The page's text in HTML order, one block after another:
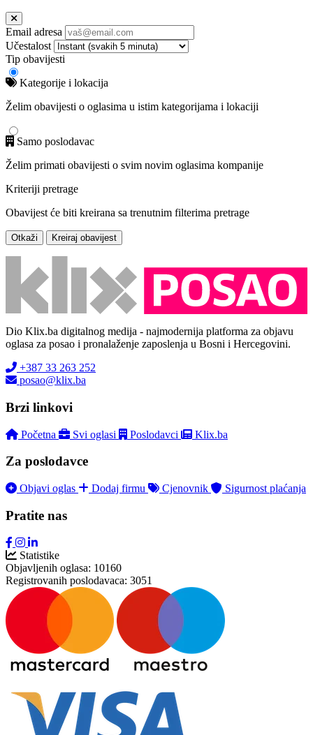
Email adresa
Učestalost
Tip obavijesti
Kategorije i lokacija
Želim obavijesti o oglasima u istim kategorijama i lokaciji
Samo poslodavac
Želim primati obavijesti o svim novim oglasima kompanije
Kriteriji pretrage
Obavijest će biti kreirana sa trenutnim filterima pretrage
Otkaži Kreiraj obavijest
Dio Klix.ba digitalnog medija - najmodernija platforma za objavu
oglasa za posao i pronalaženje zaposlenja u Bosni i Hercegovini.
+387 33 263 252
posao@klix.ba
Brzi linkovi
Početna Svi oglasi Poslodavci Klix.ba
Za poslodavce
Objavi oglas Dodaj firmu Cjenovnik Sigurnost plaćanja
Pratite nas
Statistike
Objavljenih oglasa: 10160
Registrovanih poslodavaca: 3051